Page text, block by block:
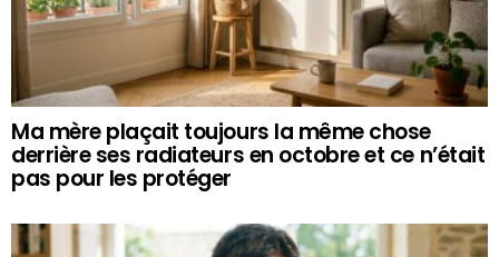
Ma mère plaçait toujours la même chose
derrière ses radiateurs en octobre et ce n’était
pas pour les protéger